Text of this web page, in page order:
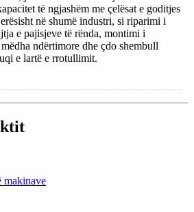
të ngjashëm me çelësat e goditjes
në shumë industri, si riparimi i
e pajisjeve të rënda, montimi i
ndërtimore dhe çdo shembull
e lartë e rrotullimit.
makinave